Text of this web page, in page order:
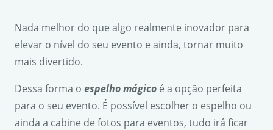
Nada melhor do que algo realmente inovador para
elevar o nível do seu evento e ainda, tornar muito
mais divertido.
Dessa forma o espelho mágico é a opção perfeita
para o seu evento. É possível escolher o espelho ou
ainda a cabine de fotos para eventos, tudo irá ficar